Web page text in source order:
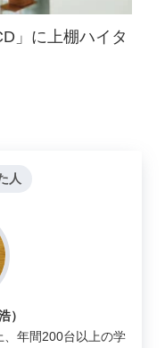
」に上棚ハイタ
人
）
年間200台以上の学